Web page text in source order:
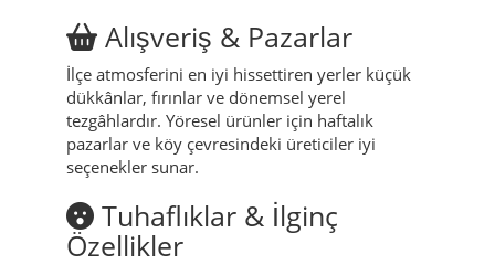
Alışveriş & Pazarlar
İlçe atmosferini en iyi hissettiren yerler küçük
dükkânlar, fırınlar ve dönemsel yerel
tezgâhlardır. Yöresel ürünler için haftalık
pazarlar ve köy çevresindeki üreticiler iyi
seçenekler sunar.
Tuhaflıklar & İlginç
Özellikler